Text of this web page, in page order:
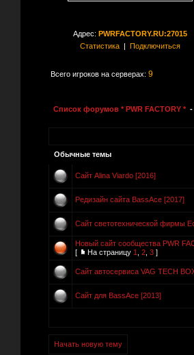
Адрес: PWRFACTORY.RU:27015
Статистика| Подключиться
Всего игроков на серверах: 9
Список форумов * PWR FACTORY * -
Обычные темы
Сайт Alina Viardo [2016]
Редизайн сайта BassAce [2017]
Сайт светотехнической фирмы
Новый сайт сообщества PWR
[
На страницу 1 2 3 ]
Сайт автосервиса VAG TECH
Сайт для BassAce [2013]
Начать новую тему